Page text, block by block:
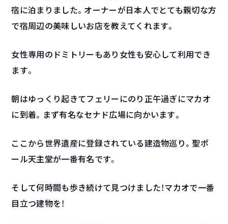
宿に泊まりました。オーナーが日本人でとても親切な方
で宿周辺の美味しいお店を教えてくれます。
女性専用のドミトリーもあり女性も安心して利用でき
ます。
朝はゆっくり起きてフェリーにのり正午過ぎにマカオ
に到着。まず有名なセナド広場に向かいます。
ここから世界遺産に登録されている建造物巡り。聖ポ
ール天主堂が一番有名です。
そして何時間も歩き続けて見つけました！マカオで一番
目立つ建物を！